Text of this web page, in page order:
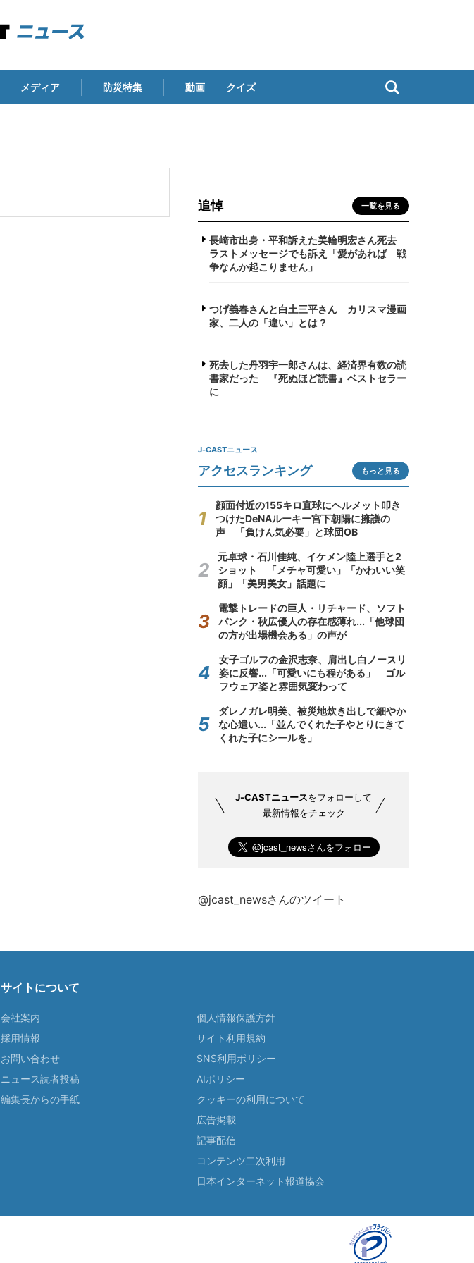
メディア 防災特集 動画 クイズ
追悼 一覧を見る
長崎市出身・平和訴えた美輪明宏さん死去
ラストメッセージでも訴え「愛があれば 戦
争なんか起こりません」
つげ義春さんと白土三平さん カリスマ漫画
家、二人の「違い」とは？
死去した丹羽宇一郎さんは、経済界有数の読
書家だった 『死ぬほど読書』ベストセラー
に
J-CASTニュース
アクセスランキング もっと見る
顔面付近の155キロ直球にヘルメット叩き
つけたDeNAルーキー宮下朝陽に擁護の
声 「負けん気必要」と球団OB
元卓球・石川佳純、イケメン陸上選手と2
ショット 「メチャ可愛い」「かわいい笑
顔」「美男美女」話題に
電撃トレードの巨人・リチャード、ソフト
バンク・秋広優人の存在感薄れ...「他球団
の方が出場機会ある」の声が
女子ゴルフの金沢志奈、肩出し白ノースリ
姿に反響...「可愛いにも程がある」 ゴル
フウェア姿と雰囲気変わって
ダレノガレ明美、被災地炊き出しで細やか
な心遣い...「並んでくれた子やとりにきて
くれた子にシールを」
J-CASTニュースをフォローして
最新情報をチェック
@jcast_newsさんのツイート
サイトについて
会社案内
採用情報
お問い合わせ
ニュース読者投稿
編集長からの手紙
個人情報保護方針
サイト利用規約
SNS利用ポリシー
AIポリシー
クッキーの利用について
広告掲載
記事配信
コンテンツ二次利用
日本インターネット報道協会